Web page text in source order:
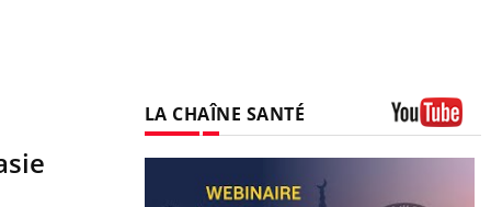
LA CHAÎNE SANTÉ